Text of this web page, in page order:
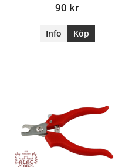
90 kr
Info Köp